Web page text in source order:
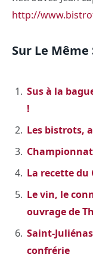
http://
Sur Le Même
Sus à la
!
Les bistrots,
La recette du
Le vin, le
ouvrage de
Saint-
confrérie